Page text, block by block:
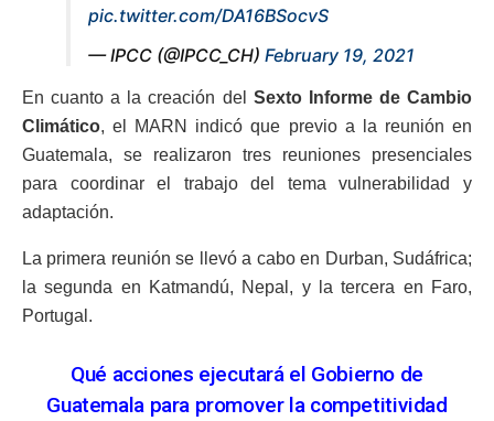
pic.twitter.com/DA16BSocvS
— IPCC (@IPCC_CH) February 19, 2021
En cuanto a la creación del Sexto Informe de Cambio
Climático, el MARN indicó que previo a la reunión en
Guatemala, se realizaron tres reuniones presenciales
para coordinar el trabajo del tema vulnerabilidad y
adaptación.
La primera reunión se llevó a cabo en Durban, Sudáfrica;
la segunda en Katmandú, Nepal, y la tercera en Faro,
Portugal.
Qué acciones ejecutará el Gobierno de
Guatemala para promover la competitividad